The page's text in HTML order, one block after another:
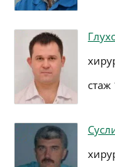
стаж